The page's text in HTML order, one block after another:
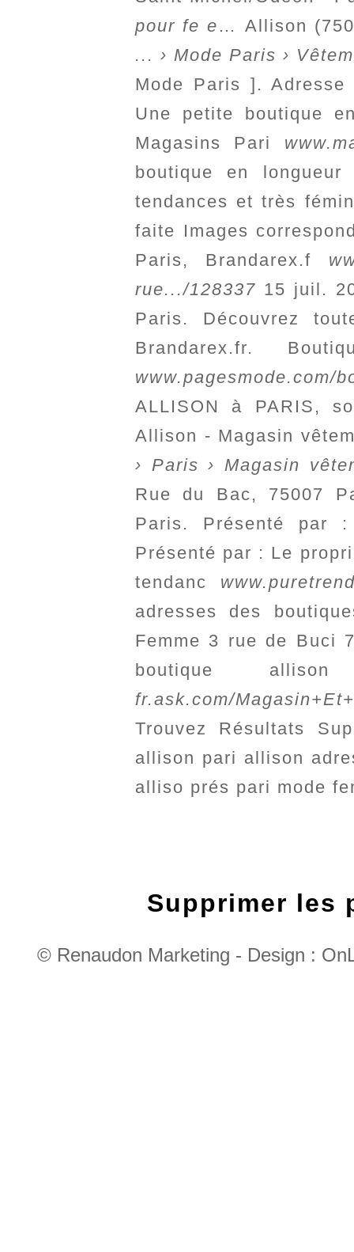
pour fe e … Allison
... › Mode Paris ›
Mode Paris ].
Une petite boutique
Magasins Pari
boutique en
tendances et très
faite Images
Paris, Brandarex.f
rue.../128337 15 juil.
Paris. Découvrez
Brandarex.fr.
www.pagesmode.com/
ALLISON à PARIS,
Allison - Magasin
› Paris › Magasin
Rue du Bac, 75007
Paris. Présenté par
Présenté par : Le
tendanc
adresses des
Femme 3 rue de Buci
boutique
fr.ask.com/
Trouvez Résultats
allison pari allison
alliso prés pari mode
Supprimer les
© Renaudon Marketing - Design :